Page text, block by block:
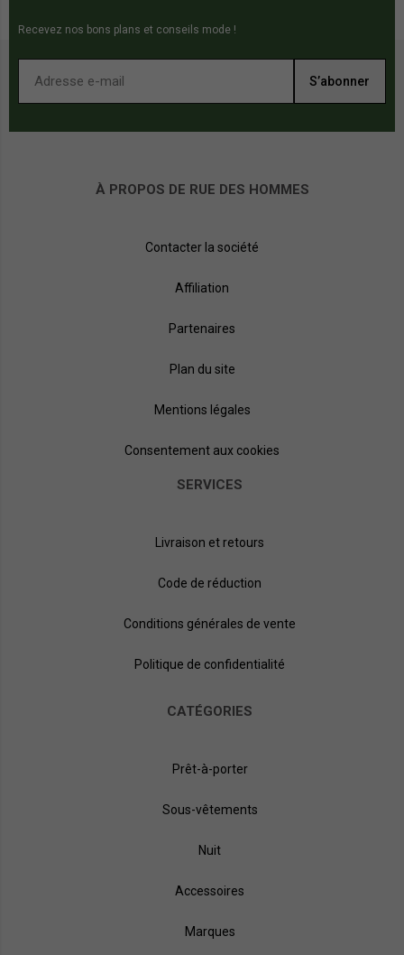
Recevez nos bons plans et conseils mode !
S’abonner
À PROPOS DE RUE DES HOMMES
Contacter la société
Affiliation
Partenaires
Plan du site
Mentions légales
Consentement aux cookies
SERVICES
Livraison et retours
Code de réduction
Conditions générales de vente
Politique de confidentialité
CATÉGORIES
Prêt-à-porter
Sous-vêtements
Nuit
Accessoires
Marques